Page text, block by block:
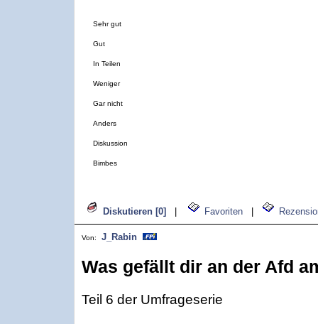
Sehr gut
Gut
In Teilen
Weniger
Gar nicht
Anders
Diskussion
Bimbes
Diskutieren [0] Favoriten
Von: J_Rabin
Was gefällt dir an der Afd
Teil 6 der Umfrageserie